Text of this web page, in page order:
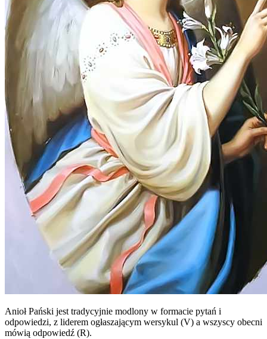
Anioł Pański jest tradycyjnie modlony w formacie pytań i
odpowiedzi, z liderem ogłaszającym wersykul (V) a wszyscy obecni
mówią odpowiedź (R).